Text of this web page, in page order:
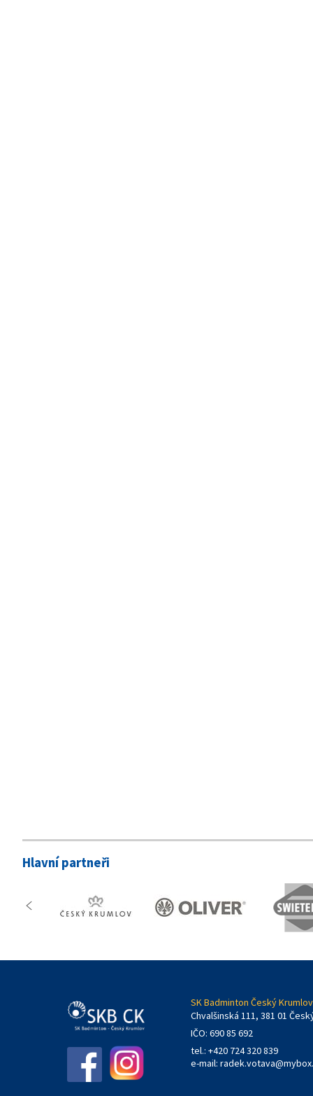
Hlavní partneři
SK Badminton Český
Chvalšinská 111, 381 01
IČO: 690 85 692
tel.: +420 724 320 839
e-mail: